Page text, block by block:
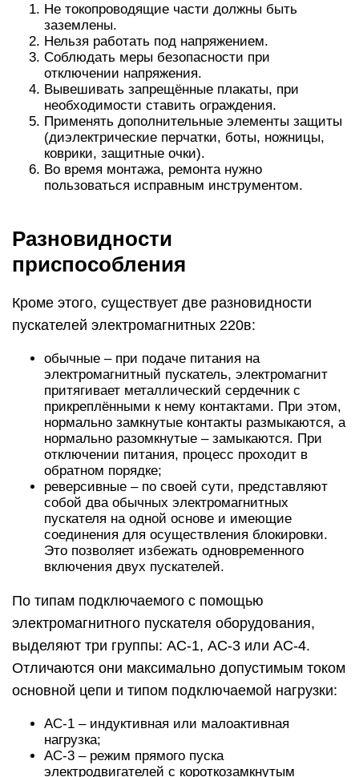
Не токопроводящие части должны быть
заземлены.
Нельзя работать под напряжением.
Соблюдать меры безопасности при
отключении напряжения.
Вывешивать запрещённые плакаты, при
необходимости ставить ограждения.
Применять дополнительные элементы защиты
(диэлектрические перчатки, боты, ножницы,
коврики, защитные очки).
Во время монтажа, ремонта нужно
пользоваться исправным инструментом.
Разновидности
приспособления
Кроме этого, существует две разновидности
пускателей электромагнитных 220в:
обычные – при подаче питания на
электромагнитный пускатель, электромагнит
притягивает металлический сердечник с
прикреплёнными к нему контактами. При этом,
нормально замкнутые контакты размыкаются, а
нормально разомкнутые – замыкаются. При
отключении питания, процесс проходит в
обратном порядке;
реверсивные – по своей сути, представляют
собой два обычных электромагнитных
пускателя на одной основе и имеющие
соединения для осуществления блокировки.
Это позволяет избежать одновременного
включения двух пускателей.
По типам подключаемого с помощью
электромагнитного пускателя оборудования,
выделяют три группы: АС-1, АС-3 или АС-4.
Отличаются они максимально допустимым током
основной цепи и типом подключаемой нагрузки:
АС-1 – индуктивная или малоактивная
нагрузка;
АС-3 – режим прямого пуска
электродвигателей с короткозамкнутым